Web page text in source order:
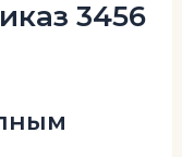
3456